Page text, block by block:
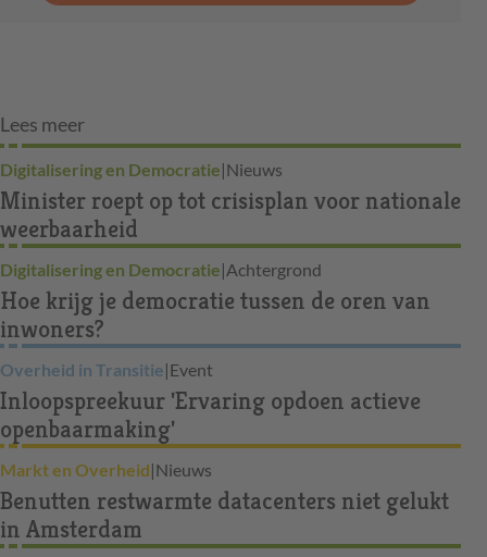
Lees meer
Digitalisering en Democratie|Nieuws
Minister roept op tot crisisplan voor nationale
weerbaarheid
Digitalisering en Democratie|Achtergrond
Hoe krijg je democratie tussen de oren van
inwoners?
Overheid in Transitie|Event
Inloopspreekuur 'Ervaring opdoen actieve
openbaarmaking'
Markt en Overheid|Nieuws
Benutten restwarmte datacenters niet gelukt
in Amsterdam